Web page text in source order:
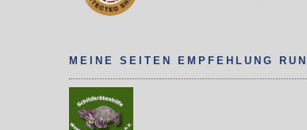
MEINE SEITEN EMPFEHLUNG